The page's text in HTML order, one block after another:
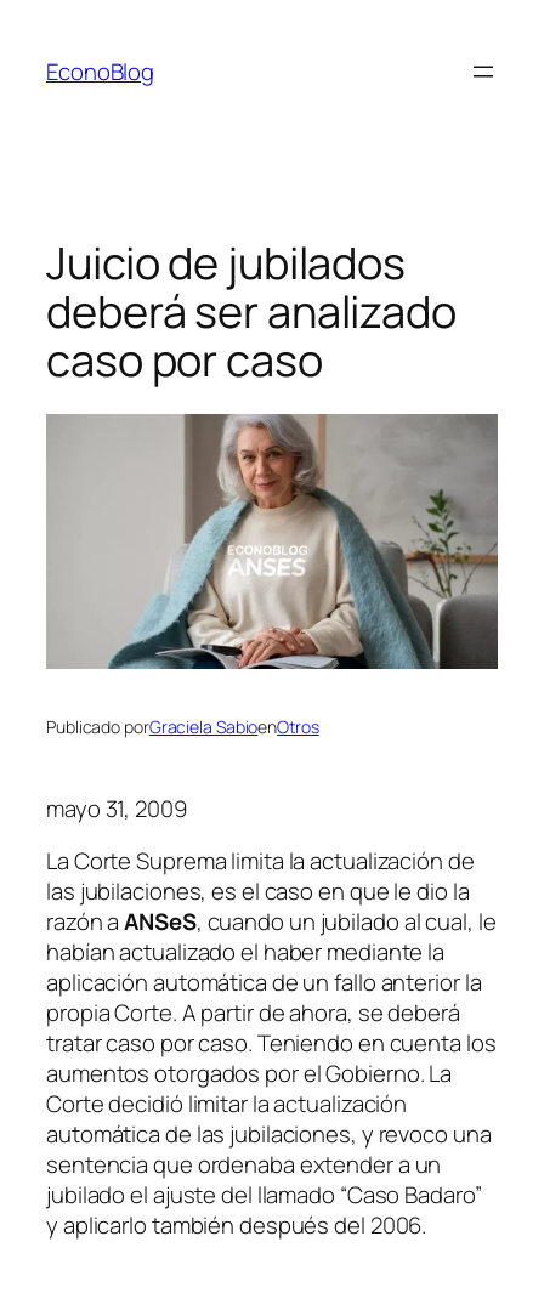
contenido
EconoBlog
Juicio de jubilados
deberá ser analizado
caso por caso
Publicado porGraciela SabioenOtros
mayo 31, 2009
La Corte Suprema limita la actualización de
las jubilaciones, es el caso en que le dio la
razón aANSeS, cuando un jubilado al cual, le
habían actualizado el haber mediante la
aplicación automática de un fallo anterior la
propia Corte. A partir de ahora, se deberá
tratar caso por caso. Teniendo en cuenta los
aumentos otorgados por el Gobierno. La
Corte decidió limitar la actualización
automática de las jubilaciones, y revoco una
sentencia que ordenaba extender a un
jubilado el ajuste del llamado “Caso Badaro”
y aplicarlo también después del 2006.